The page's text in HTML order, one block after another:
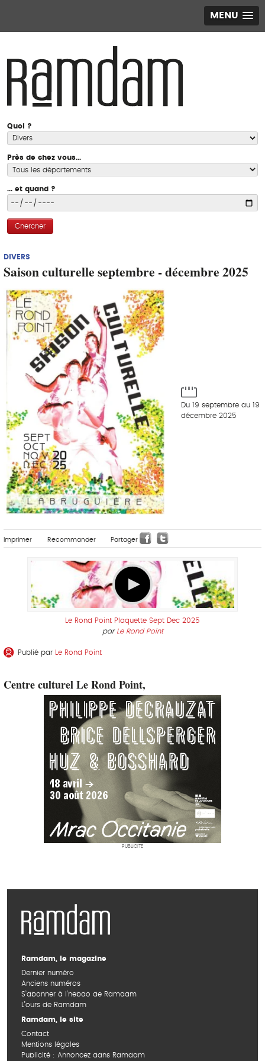
MENU
Quoi ?
Près de chez vous...
... et quand ?
Chercher
DIVERS
Saison culturelle septembre - décembre 2025
Du 19 septembre au 19
décembre 2025
Imprimer Recommander Partager
Le Rond Point Plaquette Sept Dec 2025
par Le Rond Point
Publié par Le Rond Point
Centre culturel Le Rond Point,
PUBLICITÉ
Ramdam, le magazine
Dernier numéro
Anciens numéros
S’abonner à l’hebdo de Ramdam
L’ours de Ramdam
Ramdam, le site
Contact
Mentions légales
Publicité : Annoncez dans Ramdam